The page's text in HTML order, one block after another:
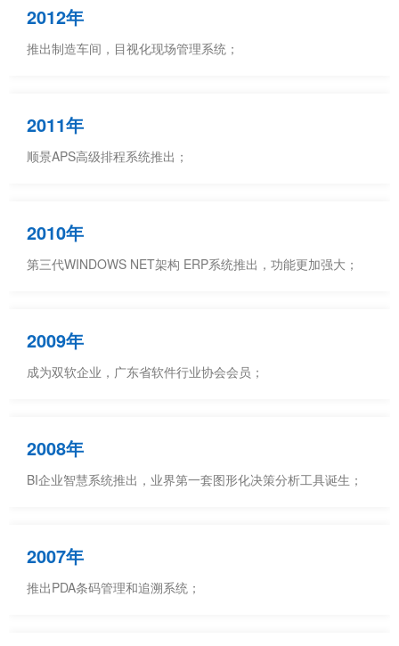
2012年
推出制造车间，目视化现场管理系统；
2011年
顺景APS高级排程系统推出；
2010年
第三代WINDOWS NET架构 ERP系统推出，功能更加强大；
2009年
成为双软企业，广东省软件行业协会会员；
2008年
BI企业智慧系统推出，业界第一套图形化决策分析工具诞生；
2007年
推出PDA条码管理和追溯系统；